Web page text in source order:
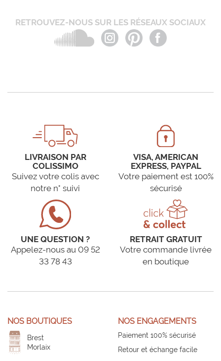
RETROUVEZ-NOUS SUR LES RÉSEAUX SOCIAUX
LIVRAISON PAR
COLISSIMO
Suivez votre colis avec
notre n° suivi
VISA, AMERICAN
EXPRESS, PAYPAL
Votre paiement est 100%
sécurisé
UNE QUESTION ?
Appelez-nous au 09 52
33 78 43
RETRAIT GRATUIT
Votre commande livrée
en boutique
NOS BOUTIQUES
Brest
Morlaix
NOS ENGAGEMENTS
Paiement 100% sécurisé
Retour et échange facile